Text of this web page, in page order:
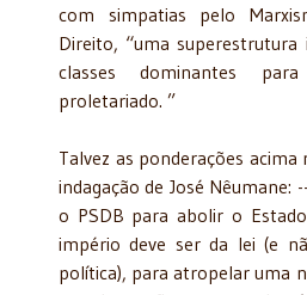
com simpatias pelo
Direito, “uma superestrutura
classes dominantes
proletariado. ”
Talvez as ponderações
indagação de José Nêumane:
o PSDB para abolir o
império deve ser da lei (e
política), para atropelar uma